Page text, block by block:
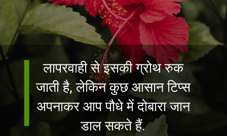
लापरवाही से इसकी ग्रोथ रुक
जाती है, लेकिन कुछ आसान टिप्स
अपनाकर आप पौधे में दोबारा जान
डाल सकते हैं.